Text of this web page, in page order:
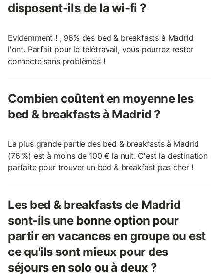
disposent-ils de la wi-fi ?
Evidemment ! , 96% des bed & breakfasts à Madrid
l'ont. Parfait pour le télétravail, vous pourrez rester
connecté sans problèmes !
Combien coûtent en moyenne les
bed & breakfasts à Madrid ?
La plus grande partie des bed & breakfasts à Madrid
(76 %) est à moins de 100 € la nuit. C'est la destination
parfaite pour trouver un bed & breakfast pas cher !
Les bed & breakfasts de Madrid
sont-ils une bonne option pour
partir en vacances en groupe ou est
ce qu'ils sont mieux pour des
séjours en solo ou à deux ?